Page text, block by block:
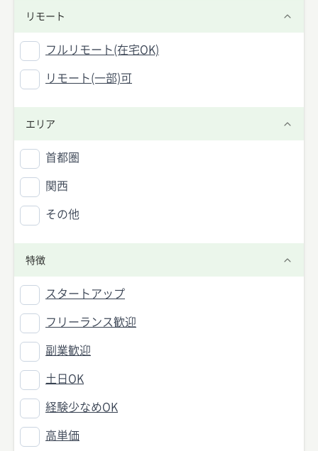
リモート
フルリモート(在宅OK)
リモート(一部)可
エリア
首都圏
関西
その他
特徴
スタートアップ
フリーランス歓迎
副業歓迎
土日OK
経験少なめOK
高単価